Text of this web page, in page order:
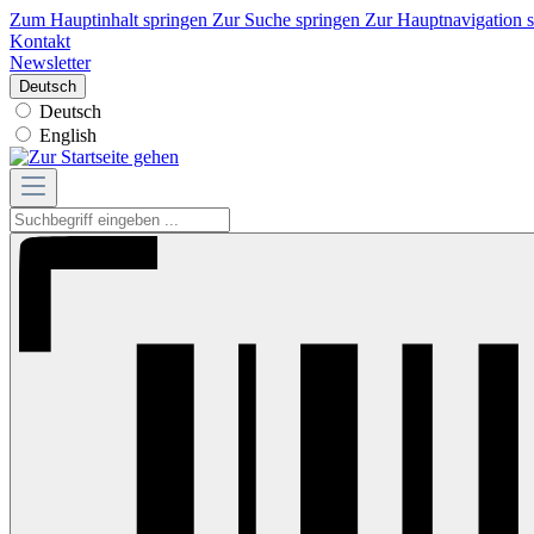
Zum Hauptinhalt springen Zur Suche springen Zur Hauptnavigation
Kontakt
Newsletter
Deutsch
Deutsch
English